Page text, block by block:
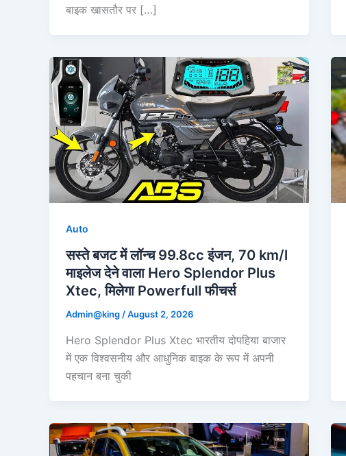
बाइक खासतौर पर […]
Auto
सस्ते बजट में लॉन्च 99.8cc इंजन, 70 km/l
माइलेज देने वाला Hero Splendor Plus
Xtec, मिलेगा Powerfull फीचर्स
Admin@king /August 2, 2026
Hero Splendor Plus Xtec भारतीय दोपहिया बाजार
में एक विश्वसनीय और आधुनिक बाइक के रूप में अपनी
पहचान बना चुकी